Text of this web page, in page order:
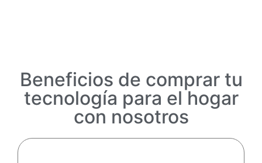
Beneficios de comprar tu
tecnología para el hogar
con nosotros